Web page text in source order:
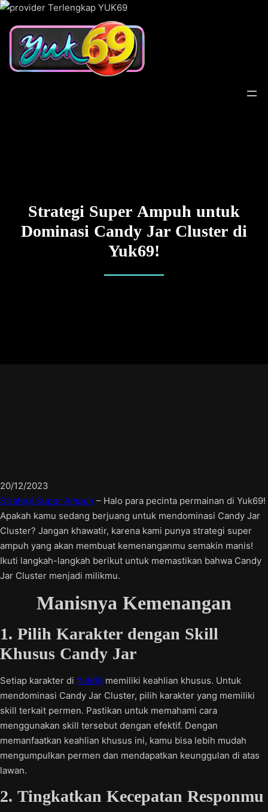
Lewati
konten
Strategi Super Ampuh untuk
Dominasi Candy Jar Cluster di
Yuk69!
20/12/2023
Strategi Super Ampuh – Halo para pecinta permainan di Yuk69!
Apakah kamu sedang berjuang untuk mendominasi Candy Jar
Cluster? Jangan khawatir, karena kami punya strategi super
ampuh yang akan membuat kemenanganmu semakin manis!
Ikuti langkah-langkah berikut untuk memastikan bahwa Candy
Jar Cluster menjadi milikmu.
Manisnya Kemenangan
1. Pilih Karakter dengan Skill
Khusus Candy Jar
Setiap karakter di Yuk69 memiliki keahlian khusus. Untuk
mendominasi Candy Jar Cluster, pilih karakter yang memiliki
skill terkait permen. Pastikan untuk memahami cara
menggunakan skill tersebut dengan efektif. Dengan
memanfaatkan keahlian khusus ini, kamu bisa lebih mudah
mengumpulkan permen dan mendapatkan keunggulan di atas
lawan.
2. Tingkatkan Kecepatan Responmu